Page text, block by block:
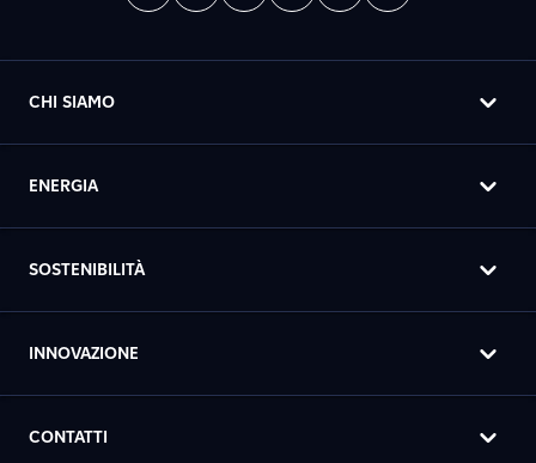
CHI SIAMO
ENERGIA
SOSTENIBILITÀ
INNOVAZIONE
CONTATTI